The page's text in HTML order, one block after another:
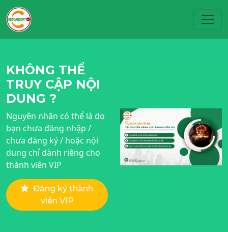
KHÔNG THỂ
TRUY CẬP NỘI
DUNG ?
Nguyên nhân có thể là do
bạn chưa đăng nhập /
chưa đăng ký / hoặc nội
dung chỉ dành riêng cho
thành viên VIP
Đăng ký thành
viên VIP